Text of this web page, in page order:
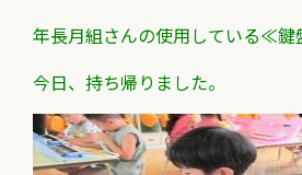
年長月組さんの使用している≪
今日、持ち帰りました。